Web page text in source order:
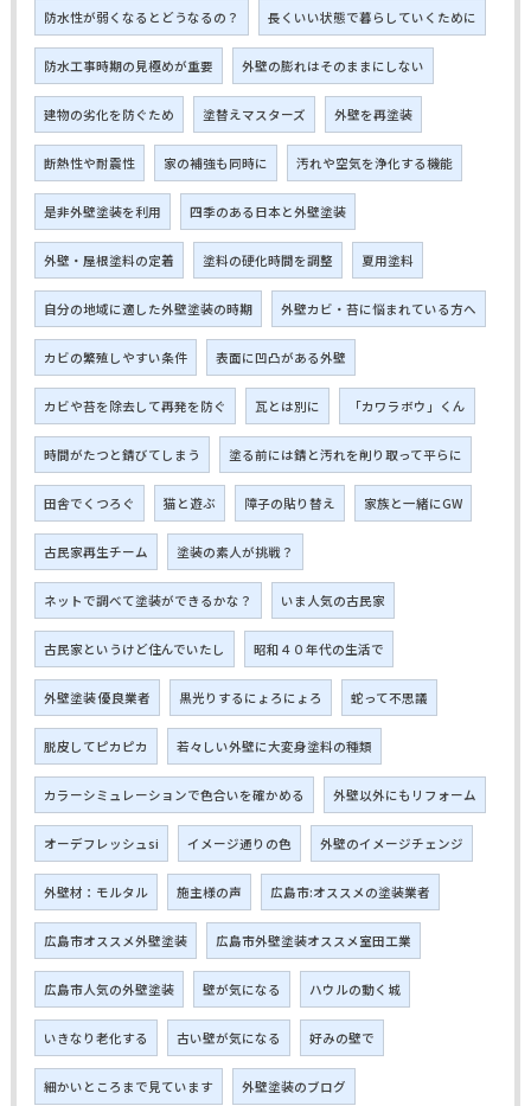
防水性が弱くなるとどうなるの？ 長くいい状態で暮らしていくために
防水工事時期の見極めが重要 外壁の膨れはそのままにしない
建物の劣化を防ぐため 塗替えマスターズ 外壁を再塗装
断熱性や耐震性 家の補強も同時に 汚れや空気を浄化する機能
是非外壁塗装を利用 四季のある日本と外壁塗装
外壁・屋根塗料の定着 塗料の硬化時間を調整 夏用塗料
自分の地域に適した外壁塗装の時期 外壁カビ・苔に悩まれている方へ
カビの繁殖しやすい条件 表面に凹凸がある外壁
カビや苔を除去して再発を防ぐ 瓦とは別に 「カワラボウ」くん
時間がたつと錆びてしまう 塗る前には錆と汚れを削り取って平らに
田舎でくつろぐ 猫と遊ぶ 障子の貼り替え 家族と一緒にGW
古民家再生チーム 塗装の素人が挑戦？
ネットで調べて塗装ができるかな？ いま人気の古民家
古民家というけど住んでいたし 昭和４０年代の生活で
外壁塗装 優良業者 黒光りするにょろにょろ 蛇って不思議
脱皮してピカピカ 若々しい外壁に大変身塗料の種類
カラーシミュレーションで色合いを確かめる 外壁以外にもリフォーム
オーデフレッシュsi イメージ通りの色 外壁のイメージチェンジ
外壁材：モルタル 施主様の声 広島市:オススメの塗装業者
広島市オススメ外壁塗装 広島市外壁塗装オススメ室田工業
広島市人気の外壁塗装 壁が気になる ハウルの動く城
いきなり老化する 古い壁が気になる 好みの壁で
細かいところまで見ています 外壁塗装のブログ